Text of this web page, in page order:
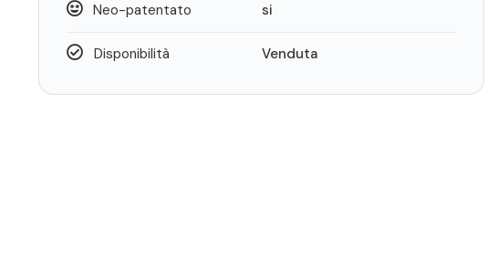
Neo-patentato si
Disponibilità Venduta